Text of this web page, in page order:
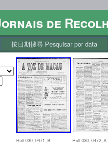
de
按日期搜尋 Pesquisar por data
Roll 030_0471_B Roll 030_0472_A